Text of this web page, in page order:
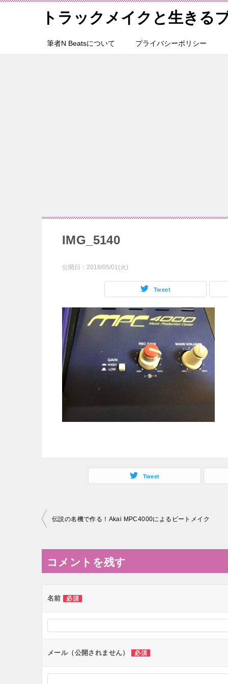
トラックメイクと生きる
筆者N Beatsについて プライバシーポリシー
IMG_5140
公開日： 2018/05/01(火)
Tweet
Tweet
投
ナ
ビ
ー
ョ
ン
伝説の名機で作る！Akai MPC4000によるビートメイク
コメントを残す
名前 必須
メール（公開されません） 必須